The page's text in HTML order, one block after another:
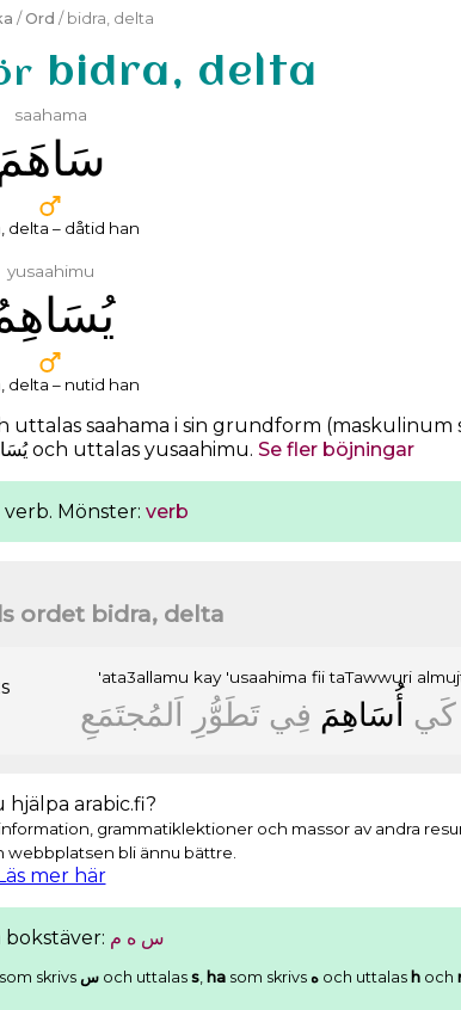
/ Ord / bidra, delta
bidra, delta
saahama
delta – dåtid han
yusaahimu
delta – nutid han
uttalas saahama i sin grundform (maskulinum
Nutidsformen av verbet skrivs ﻳُﺴَﺎﻫِﻢُ och uttalas yusaahimu. Se fler böjningar
verb. Mönster: verb
ordet bidra, delta
'ata3allamu kay 'usaahima fii taTawwuri
ﻛَﻲ ﺃُﺳَﺎﻫِﻢَ ﻓِﻲ ﺗَﻄَﻮُّﺭِ ﺍَﻟﻤُﺠﺘَﻤَﻊِ
hjälpa arabic.fi?
grammatiklektioner och massor av andra
webbplatsen bli ännu bättre.
Läs mer här
bokstäver: ﺱ ﻩ ﻡ
som skrivs ﺱ och uttalas s, ha som skrivs ﻩ och uttalas h och